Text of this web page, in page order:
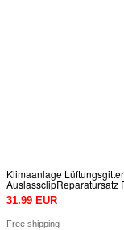
Klimaanlage Lüftungsgitter
AuslassclipReparatursatz
Für BMW G05G07 19-21
31.99 EUR
Free shipping